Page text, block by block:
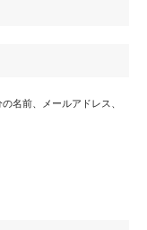
名前、メールアドレス、